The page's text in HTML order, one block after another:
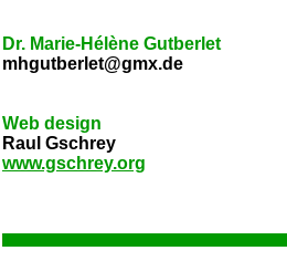
Dr. Marie-Hélène Gutberlet
mhgutberlet@gmx.de
Web design
Raul Gschrey
www.gschrey.org